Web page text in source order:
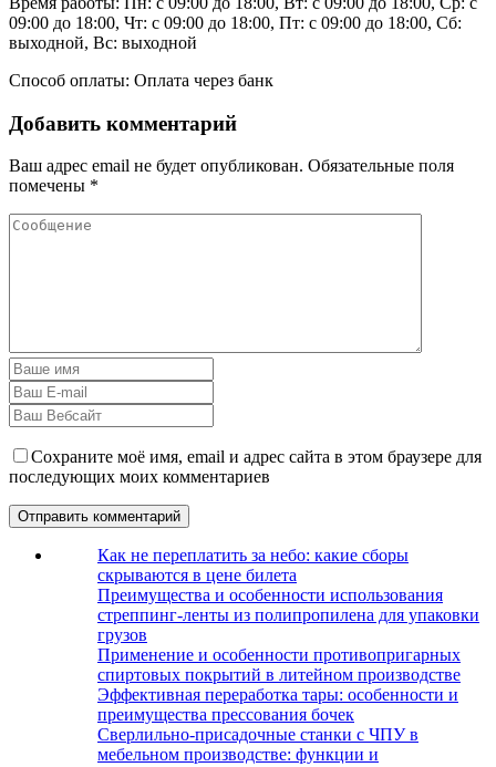
09:00 до 18:00, Чт: с 09:00 до 18:00, Пт: с 09:00 до 18:00, Сб:
выходной, Вс: выходной
Способ оплаты: Оплата через банк
Добавить комментарий
Ваш адрес email не будет опубликован. Обязательные поля
помечены *
Сохраните моё имя, email и адрес сайта в этом браузере для
последующих моих комментариев
Как не переплатить за небо: какие сборы
скрываются в цене билета
Преимущества и особенности использования
стреппинг-ленты из полипропилена для упаковки
грузов
Применение и особенности противопригарных
спиртовых покрытий в литейном производстве
Эффективная переработка тары: особенности и
преимущества прессования бочек
Сверлильно-присадочные станки с ЧПУ в
мебельном производстве: функции и